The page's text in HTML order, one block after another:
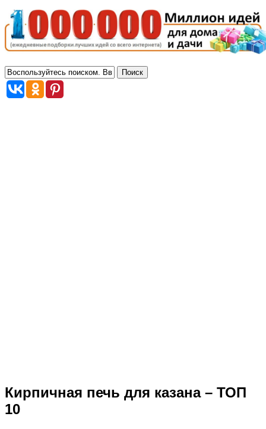
Кирпичная печь для казана – ТОП
10